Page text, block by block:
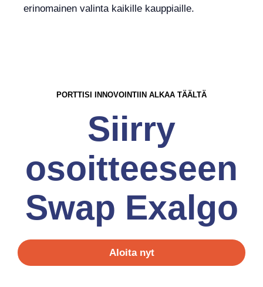
erinomainen valinta kaikille kauppiaille.
PORTTISI INNOVOINTIIN ALKAA TÄÄLTÄ
Siirry
osoitteeseen
Swap Exalgo
Aloita nyt